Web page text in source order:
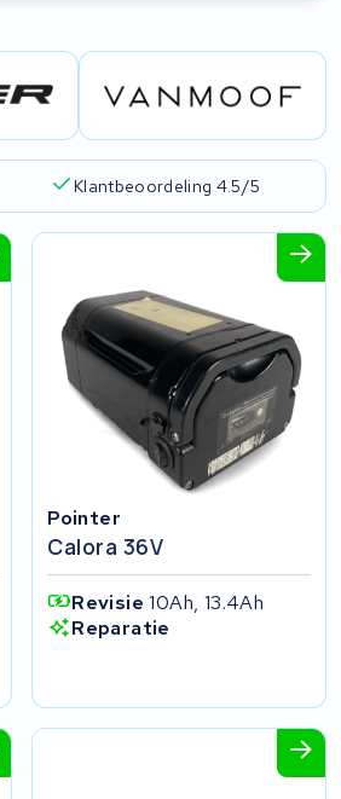
Klantbeoordeling 4.5/5
Pointer
Calora 36V
Revisie10Ah, 13.4Ah
Reparatie